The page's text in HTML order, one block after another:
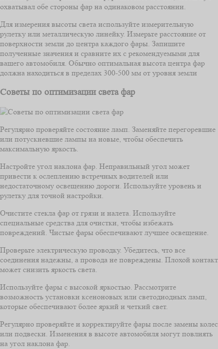
охватывал обе стороны фар на одинаковом расстоянии.
Для измерения высоты света используйте измерительную
рулетку или металлическую линейку. Измерьте расстояние от
поверхности земли до центра каждого фары. Запишите
полученные значения и сравните их с рекомендуемыми для
вашего автомобиля. Обычно оптимальная высота центра фар
должна находиться в пределах 300-500 мм от уровня земли
Советы по оптимизации света фар
Регулярно проверяйте состояние ламп. Заменяйте перегоревшие
или потускневшие лампы на новые, чтобы обеспечить
максимальную яркость.
Настройте угол наклона фар. Неправильный угол может
привести к ослеплению встречных водителей или
недостаточному освещению дороги. Используйте уровень и
рулетку для точной настройки.
Очистите стекла фар от грязи и налета. Используйте
специальные средства для очистки, чтобы избежать
повреждений. Чистые фары обеспечивают лучшее освещение.
Проверьте электрическую проводку. Убедитесь, что все
соединения надежны, а провода не повреждены. Плохой контакт
может снизить яркость света.
Используйте фары с высокой яркостью. Рассмотрите
возможность установки ксеноновых или светодиодных ламп,
которые обеспечивают более яркий и четкий свет.
Регулярно проверяйте и корректируйте фары после замены колес
или подвески. Изменения в высоте автомобиля могут повлиять
на угол наклона фар.